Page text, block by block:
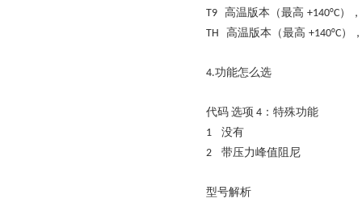
T9 高温版本（最高 +140°C）
TH 高温版本（最高 +140°C）
4.功能怎么选
代码 选项 4 ：特殊功能
1 没有
2 带压力峰值阻尼
型号解析